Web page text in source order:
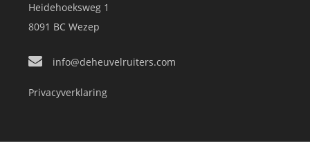
Heidehoeksweg 1
8091 BC Wezep
info@deheuvelruiters.com
Privacyverklaring